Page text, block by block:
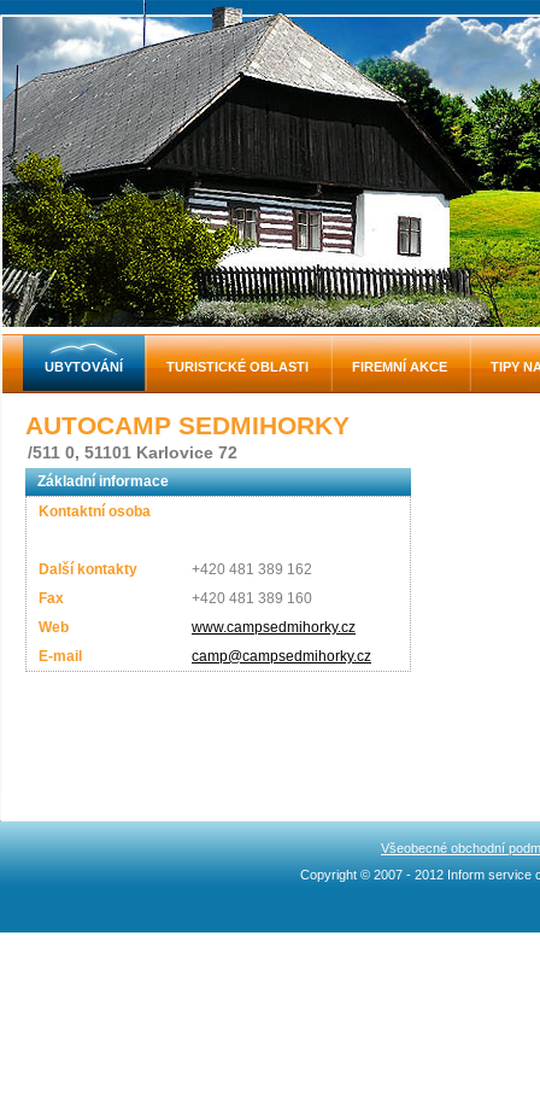
AUTOCAMP SEDMIHORKY
/511 0, 51101 Karlovice 72
Základní informace
Kontaktní osoba
Další kontakty
+420 481 389 162
Fax
+420 481 389 160
Web
www.campsedmihorky.cz
E-mail
camp@campsedmihorky.cz
UBYTOVÁNÍ TURISTICKÉ OBLASTI FIREMNÍ AKCE TIPY
Všeobecné obchodní
Copyright © 2007 - 2012 Inform service